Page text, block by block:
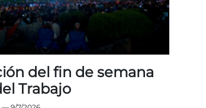
del fin de semana
Trabajo